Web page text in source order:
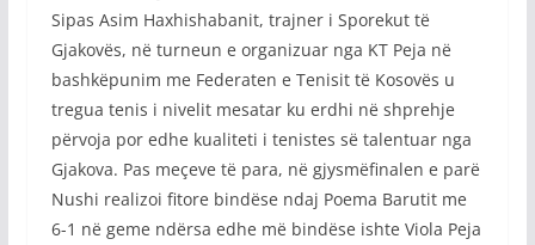
Sipas Asim Haxhishabanit, trajner i Sporekut të
Gjakovës, në turneun e organizuar nga KT Peja në
bashkëpunim me Federaten e Tenisit të Kosovës u
tregua tenis i nivelit mesatar ku erdhi në shprehje
përvoja por edhe kualiteti i tenistes së talentuar nga
Gjakova. Pas meçeve të para, në gjysmëfinalen e parë
Nushi realizoi fitore bindëse ndaj Poema Barutit me
6-1 në geme ndërsa edhe më bindëse ishte Viola Peja